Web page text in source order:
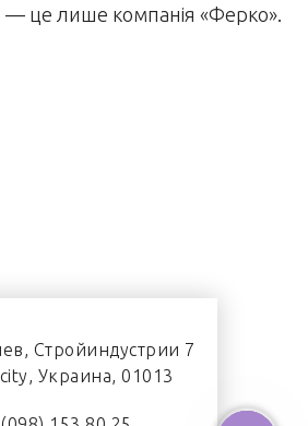
це лише компанія «Ферко».
Стройиндустрии 7
Украина, 01013